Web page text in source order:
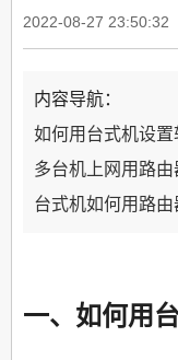
2022-08-27 23:50:32
内容导航：
如何用台式机设置
多台机上网用路
台式机如何用路由
一、如何用